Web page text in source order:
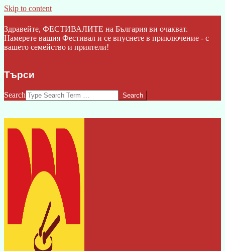
Skip to content
Здравейте, ФЕСТИВАЛИТЕ на България ви очакват.
Намерете вашия Фестивал и се впуснете в приключение - с
вашето семейство и приятели!
Търси
Search